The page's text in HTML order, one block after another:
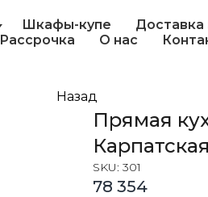
Шкафы-купе
Доставка
Рассрочка О нас
Назад
Прямая
Карпатская
SKU: 301
78 354